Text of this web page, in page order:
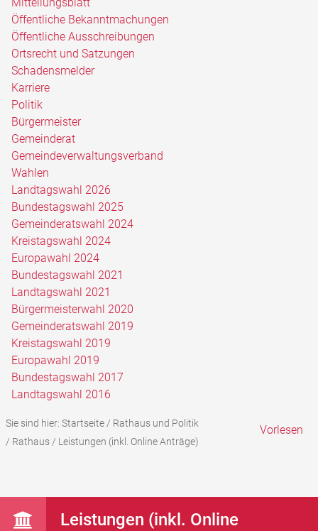
Mitteilungsblatt
Öffentliche Bekanntmachungen
Öffentliche Ausschreibungen
Ortsrecht und Satzungen
Schadensmelder
Karriere
Politik
Bürgermeister
Gemeinderat
Gemeindeverwaltungsverband
Wahlen
Landtagswahl 2026
Bundestagswahl 2025
Gemeinderatswahl 2024
Kreistagswahl 2024
Europawahl 2024
Bundestagswahl 2021
Landtagswahl 2021
Bürgermeisterwahl 2020
Gemeinderatswahl 2019
Kreistagswahl 2019
Europawahl 2019
Bundestagswahl 2017
Landtagswahl 2016
Sie sind hier: Startseite/ Rathaus und Politik
/ Rathaus/ Leistungen (inkl. Online Anträge)
Vorlesen
Leistungen (inkl. Online